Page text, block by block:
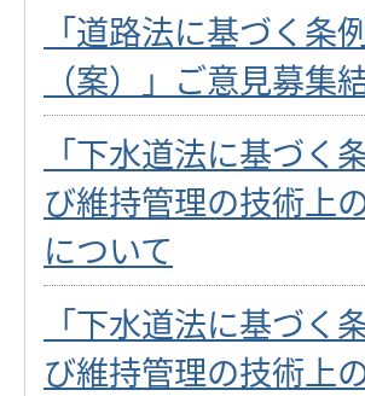
「道路法に基づく条
（案）」ご意見募集
「下水道法に基づ
び維持管理の技術上
について
「下水道法に基づ
び維持管理の技術上